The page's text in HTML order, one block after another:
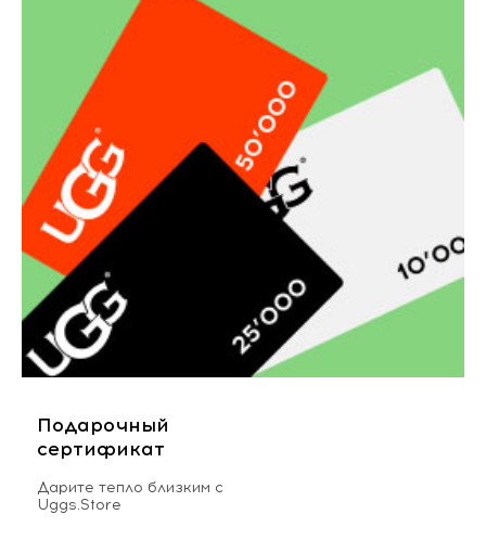
Подарочный
сертификат
Дарите тепло близким с
Uggs.Store